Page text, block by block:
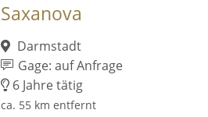
Saxanova
Darmstadt
Gage: auf Anfrage
6 Jahre tätig
ca. 55 km entfernt